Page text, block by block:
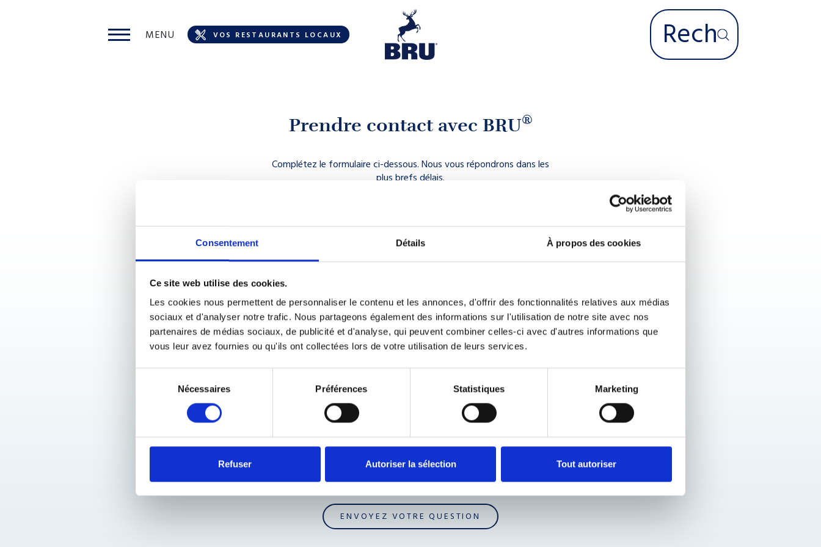
Consentement Détails À propos des cookies
Ce site web utilise des cookies.
Les cookies nous permettent de personnaliser le contenu et les annonces, d'offrir des fonctionnalités relatives aux médias
sociaux et d'analyser notre trafic. Nous partageons également des informations sur l'utilisation de notre site avec nos
partenaires de médias sociaux, de publicité et d'analyse, qui peuvent combiner celles-ci avec d'autres informations que
vous leur avez fournies ou qu'ils ont collectées lors de votre utilisation de leurs services.
consentement
Nécessaires Préférences Statistiques Marketing
Refuser Autoriser la sélection Tout autoriser
MENU VOS RESTAURANTS LOCAUX
Prendre contact avec BRU®
Complétez le formulaire ci-dessous. Nous vous répondrons dans les
plus brefs délais.
ENVOYEZ VOTRE QUESTION